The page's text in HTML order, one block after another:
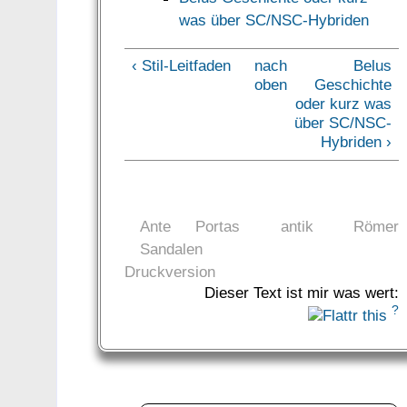
was über SC/NSC-Hybriden
‹ Stil-Leitfaden
nach
oben
Belus
Geschichte
oder kurz was
über SC/NSC-
Hybriden ›
Ante Portas antik
Römer
Sandalen
Druckversion
Dieser Text ist mir was wert:
?